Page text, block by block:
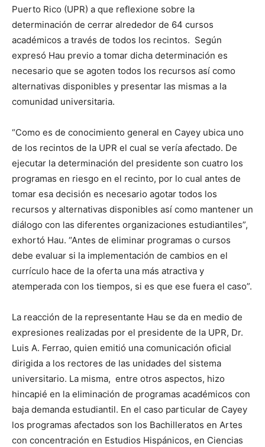
Puerto Rico (UPR) a que reflexione sobre la
determinación de cerrar alrededor de 64 cursos
académicos a través de todos los recintos. Según
expresó Hau previo a tomar dicha determinación es
necesario que se agoten todos los recursos así como
alternativas disponibles y presentar las mismas a la
comunidad universitaria.
“Como es de conocimiento general en Cayey ubica uno
de los recintos de la UPR el cual se vería afectado. De
ejecutar la determinación del presidente son cuatro los
programas en riesgo en el recinto, por lo cual antes de
tomar esa decisión es necesario agotar todos los
recursos y alternativas disponibles así como mantener un
diálogo con las diferentes organizaciones estudiantiles”,
exhortó Hau. “Antes de eliminar programas o cursos
debe evaluar si la implementación de cambios en el
currículo hace de la oferta una más atractiva y
atemperada con los tiempos, si es que ese fuera el caso”.
La reacción de la representante Hau se da en medio de
expresiones realizadas por el presidente de la UPR, Dr.
Luis A. Ferrao, quien emitió una comunicación oficial
dirigida a los rectores de las unidades del sistema
universitario. La misma, entre otros aspectos, hizo
hincapié en la eliminación de programas académicos con
baja demanda estudiantil. En el caso particular de Cayey
los programas afectados son los Bachilleratos en Artes
con concentración en Estudios Hispánicos, en Ciencias